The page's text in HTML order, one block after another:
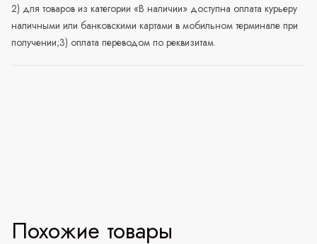
2) для товаров из категории «В наличии» доступна оплата курьеру
наличными или банковскими картами в мобильном терминале при
получении;3) оплата переводом по реквизитам.
Похожие товары